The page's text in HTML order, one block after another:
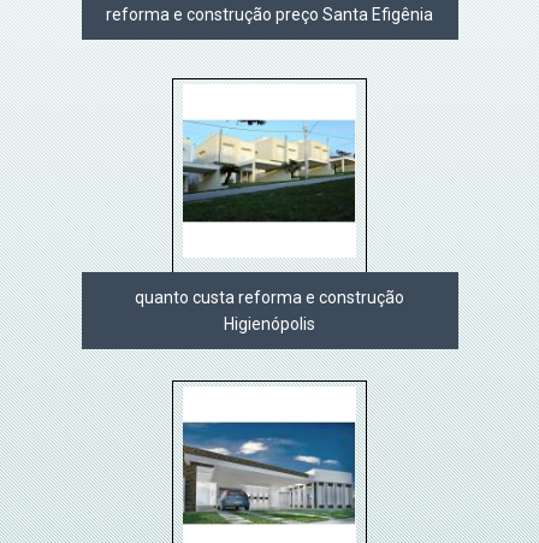
reforma e construção preço Santa Efigênia
quanto custa reforma e construção
Higienópolis